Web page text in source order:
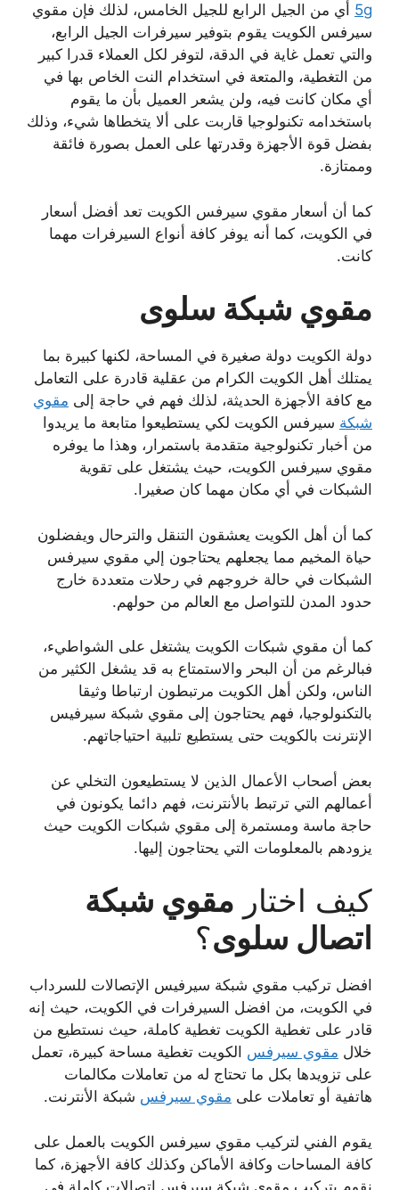
5g أي من الجيل الرابع للجيل الخامس، لذلك فإن مقوي
سيرفس الكويت يقوم بتوفير سيرفرات الجيل الرابع،
والتي تعمل غاية في الدقة، لتوفر لكل العملاء قدرا كبير
من التغطية، والمتعة في استخدام النت الخاص بها في
أي مكان كانت فيه، ولن يشعر العميل بأن ما يقوم
باستخدامه تكنولوجيا قاربت على ألا يتخطاها شيء، وذلك
بفضل قوة الأجهزة وقدرتها على العمل بصورة فائقة
وممتازة.
كما أن أسعار مقوي سيرفس الكويت تعد أفضل أسعار
في الكويت، كما أنه يوفر كافة أنواع السيرفرات مهما
كانت.
مقوي شبكة سلوى
دولة الكويت دولة صغيرة في المساحة، لكنها كبيرة بما
يمتلك أهل الكويت الكرام من عقلية قادرة على التعامل
مع كافة الأجهزة الحديثة، لذلك فهم في حاجة إلى مقوي
شبكة سيرفس الكويت لكي يستطيعوا متابعة ما يريدوا
من أخبار تكنولوجية متقدمة باستمرار، وهذا ما يوفره
مقوي سيرفس الكويت، حيث يشتغل على تقوية
الشبكات في أي مكان مهما كان صغيرا.
كما أن أهل الكويت يعشقون التنقل والترحال ويفضلون
حياة المخيم مما يجعلهم يحتاجون إلي مقوي سيرفس
الشبكات في حالة خروجهم في رحلات متعددة خارج
حدود المدن للتواصل مع العالم من حولهم.
كما أن مقوي شبكات الكويت يشتغل على الشواطيء،
فبالرغم من أن البحر والاستمتاع به قد يشغل الكثير من
الناس، ولكن أهل الكويت مرتبطون ارتباطا وثيقا
بالتكنولوجيا، فهم يحتاجون إلى مقوي شبكة سيرفيس
الإنترنت بالكويت حتى يستطيع تلبية احتياجاتهم.
بعض أصحاب الأعمال الذين لا يستطيعون التخلي عن
أعمالهم التي ترتبط بالأنترنت، فهم دائما يكونون في
حاجة ماسة ومستمرة إلى مقوي شبكات الكويت حيث
يزودهم بالمعلومات التي يحتاجون إليها.
كيف اختار مقوي شبكة
اتصال سلوى؟
افضل تركيب مقوي شبكة سيرفيس الإتصالات للسرداب
في الكويت، من افضل السيرفرات في الكويت، حيث إنه
قادر على تغطية الكويت تغطية كاملة، حيث نستطيع من
خلال مقوي سيرفس الكويت تغطية مساحة كبيرة، تعمل
على تزويدها بكل ما تحتاج له من تعاملات مكالمات
هاتفية أو تعاملات على مقوي سيرفس شبكة الأنترنت.
يقوم الفني لتركيب مقوي سيرفس الكويت بالعمل على
كافة المساحات وكافة الأماكن وكذلك كافة الأجهزة، كما
نقوم بتركيب مقوي شبكة سيرفس اتصالات كاملة في